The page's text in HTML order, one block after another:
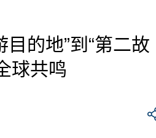
的地”到“第二故
球共鸣